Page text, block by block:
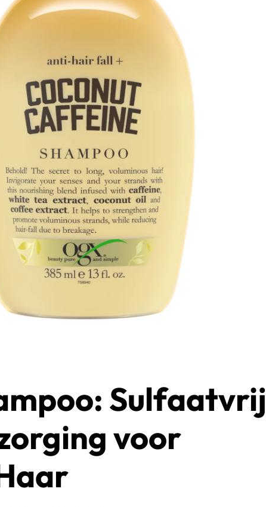
Sulfaatvrij
voor